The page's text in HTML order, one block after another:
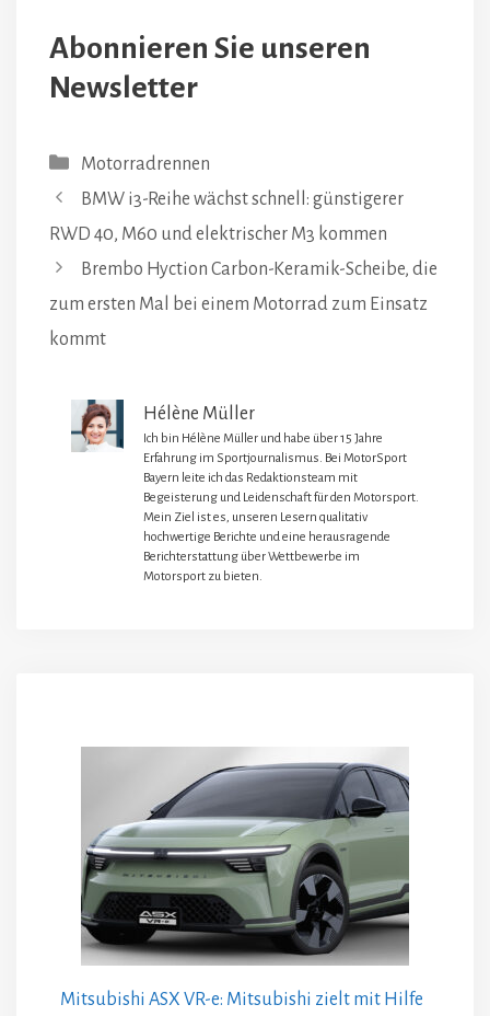
Abonnieren Sie unseren
Newsletter
Kategorien
Motorradrennen
BMW i3-Reihe wächst schnell: günstigerer
RWD 40, M60 und elektrischer M3 kommen
Brembo Hyction Carbon-Keramik-Scheibe, die
zum ersten Mal bei einem Motorrad zum Einsatz
kommt
Hélène Müller
Ich bin Hélène Müller und habe über 15 Jahre
Erfahrung im Sportjournalismus. Bei MotorSport
Bayern leite ich das Redaktionsteam mit
Begeisterung und Leidenschaft für den Motorsport.
Mein Ziel ist es, unseren Lesern qualitativ
hochwertige Berichte und eine herausragende
Berichterstattung über Wettbewerbe im
Motorsport zu bieten.
Mitsubishi ASX VR-e: Mitsubishi zielt mit Hilfe